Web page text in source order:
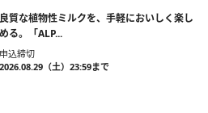
良質な植物性ミルクを、手軽においしく楽し
める。「ALP...
申込締切
2026.08.29（土）23:59まで